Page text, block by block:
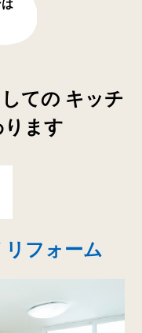
ての キッチ
ます
リフォーム